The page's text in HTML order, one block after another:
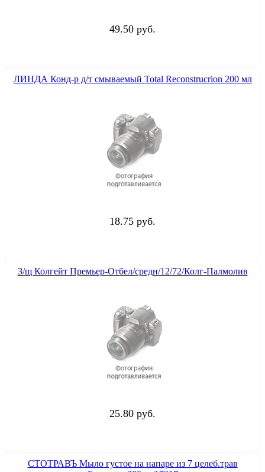
49.50 руб.
ЛИНДА Конд-р д/т смываемый Total Reconstrucrion 200 мл
18.75 руб.
З/щ Колгейт Премьер-Отбел/средн/12/72/Колг-Палмолив
25.80 руб.
СТОТРАВЪ Мыло густое на напаре из 7 целеб.трав